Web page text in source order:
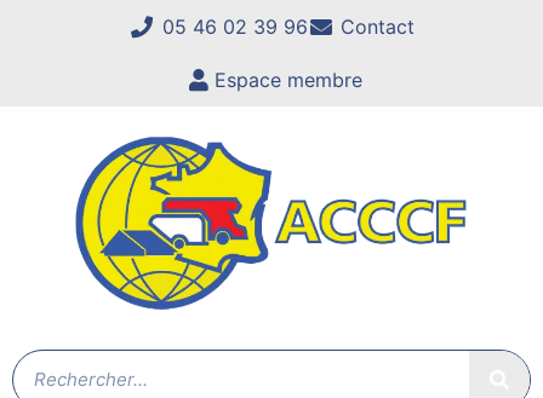
05 46 02 39 96 Contact
Espace membre